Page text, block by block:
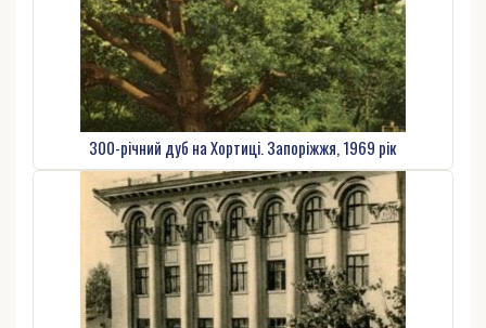
300-річний дуб на Хортиці. Запоріжжя, 1969 рік